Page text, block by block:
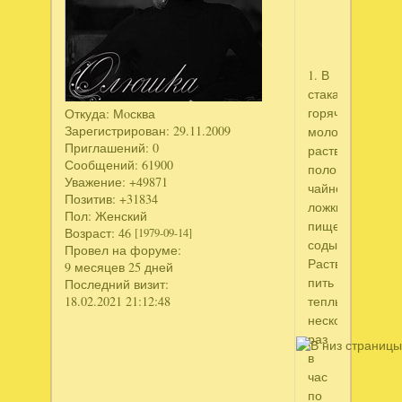
Откуда: Мoсква
Зарегистрирован: 29.11.2009
Приглашений: 0
Сообщений: 61900
Уважение: +49871
Позитив: +31834
Пол: Женский
Возраст: 46 [1979-09-14]
Провел на форуме:
9 месяцев 25 дней
Последний визит:
18.02.2021 21:12:48
1. В
стакане
горячего
молока
растворить
половину
чайной
ложки
пищевой
соды.
Раствор
пить
теплым
несколько
раз
в
час
по